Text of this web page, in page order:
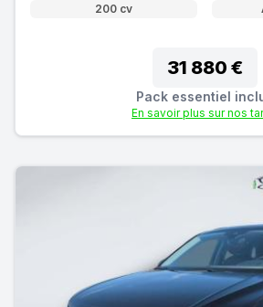
200 cv
31 880 €
Pack essentiel
En savoir plus sur nos